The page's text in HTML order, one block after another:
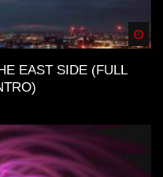
EAST SIDE (FULL